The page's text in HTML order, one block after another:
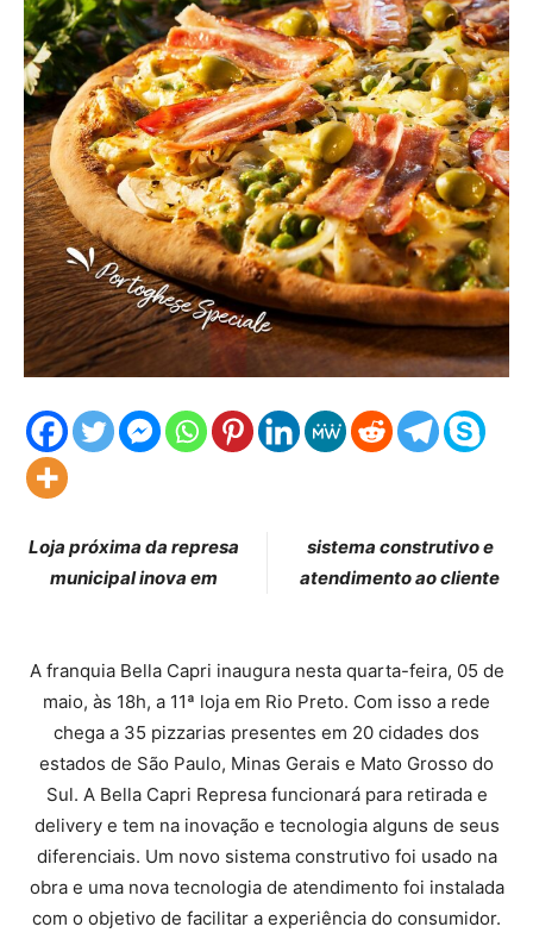
Loja próxima da represa
municipal inova em
sistema construtivo e
atendimento ao cliente
A franquia Bella Capri inaugura nesta quarta-feira, 05 de
maio, às 18h, a 11ª loja em Rio Preto. Com isso a rede
chega a 35 pizzarias presentes em 20 cidades dos
estados de São Paulo, Minas Gerais e Mato Grosso do
Sul. A Bella Capri Represa funcionará para retirada e
delivery e tem na inovação e tecnologia alguns de seus
diferenciais. Um novo sistema construtivo foi usado na
obra e uma nova tecnologia de atendimento foi instalada
com o objetivo de facilitar a experiência do consumidor.